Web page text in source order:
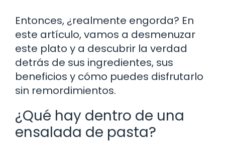
Entonces, ¿realmente engorda? En
este artículo, vamos a desmenuzar
este plato y a descubrir la verdad
detrás de sus ingredientes, sus
beneficios y cómo puedes disfrutarlo
sin remordimientos.
¿Qué hay dentro de una
ensalada de pasta?